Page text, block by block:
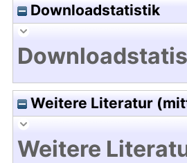
Downloadstatistik
Weitere Literatur
Weitere